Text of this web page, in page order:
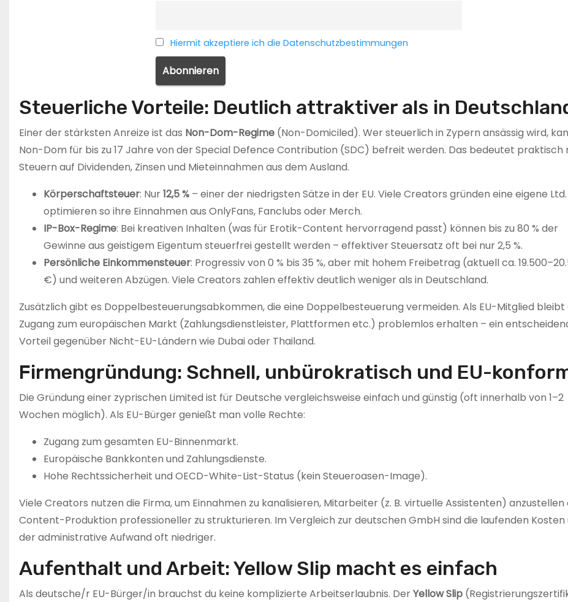
Hiermit akzeptiere ich die Datenschutzbestimmungen
Steuerliche Vorteile: Deutlich attraktiver als in
Einer der stärksten Anreize ist das Non-Dom-Regime (Non-Domiciled). Wer steuerlich in Zypern ansässig wird,
Non-Dom für bis zu 17 Jahre von der Special Defence Contribution (SDC) befreit werden. Das bedeutet praktisch
Steuern auf Dividenden, Zinsen und Mieteinnahmen aus dem Ausland.
Körperschaftsteuer: Nur12,5 % – einer der niedrigsten Sätze in der EU. Viele Creators gründen eine eigene
optimieren so ihre Einnahmen aus OnlyFans, Fanclubs oder Merch.
IP-Box-Regime: Bei kreativen Inhalten (was für Erotik-Content hervorragend passt) können bis zu 80 % der
Gewinne aus geistigem Eigentum steuerfrei gestellt werden – effektiver Steuersatz oft bei nur 2,5 %.
Persönliche Einkommensteuer: Progressiv von 0 % bis 35 %, aber mit hohem Freibetrag (aktuell ca.
€) und weiteren Abzügen. Viele Creators zahlen effektiv deutlich weniger als in Deutschland.
Zusätzlich gibt es Doppelbesteuerungsabkommen, die eine Doppelbesteuerung vermeiden. Als EU-Mitglied bleibt
Zugang zum europäischen Markt (Zahlungsdienstleister, Plattformen etc.) problemlos erhalten – ein
Vorteil gegenüber Nicht-EU-Ländern wie Dubai oder Thailand.
Firmengründung: Schnell, unbürokratisch und EU-
Die Gründung einer zyprischen Limited ist für Deutsche vergleichsweise einfach und günstig (oft innerhalb von 1–2
Wochen möglich). Als EU-Bürger genießt man volle Rechte:
Zugang zum gesamten EU-Binnenmarkt.
Europäische Bankkonten und Zahlungsdienste.
Hohe Rechtssicherheit und OECD-White-List-Status (kein Steueroasen-Image).
Viele Creators nutzen die Firma, um Einnahmen zu kanalisieren, Mitarbeiter (z. B. virtuelle Assistenten) anzustellen
Content-Produktion professioneller zu strukturieren. Im Vergleich zur deutschen GmbH sind die laufenden Kosten
der administrative Aufwand oft niedriger.
Aufenthalt und Arbeit: Yellow Slip macht es einfach
Als deutsche/r EU-Bürger/in brauchst du keine komplizierte Arbeitserlaubnis. DerYellow Slip